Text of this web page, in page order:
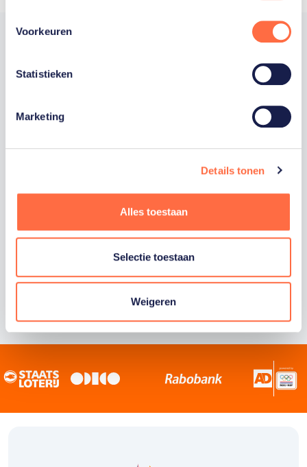
Voorkeuren
Statistieken
Marketing
Details tonen
Alles toestaan
Selectie toestaan
Weigeren
Trotse hoofdsponsor